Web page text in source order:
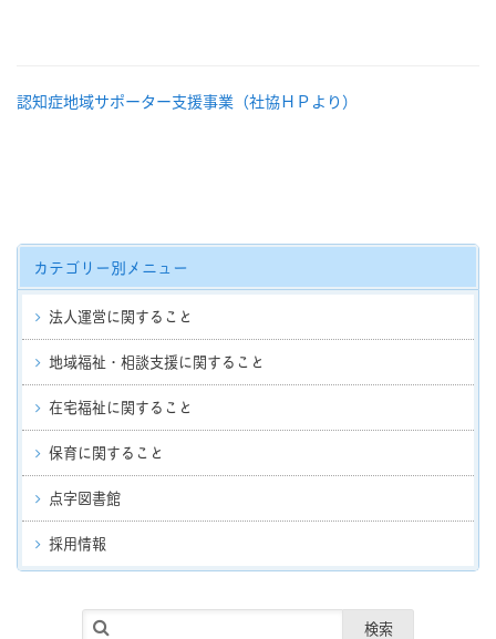
認知症地域サポーター支援事業（社協ＨＰより）
カテゴリー別メニュー
法人運営に関すること
地域福祉・相談支援に関すること
在宅福祉に関すること
保育に関すること
点字図書館
採用情報